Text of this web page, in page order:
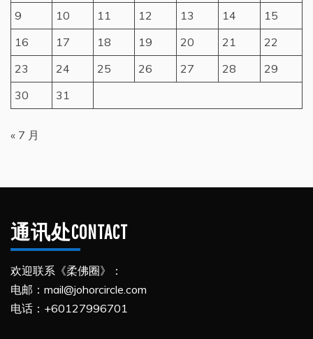
9
10 11 12 13 14
15
16
17 18 19 20 21
22
23
24 25 26 27 28
29
30
31
« 7 月
通讯处CONTACT
欢迎联系《柔佛圈》：
电邮：mail@johorcircle.com
电话：+60127996701